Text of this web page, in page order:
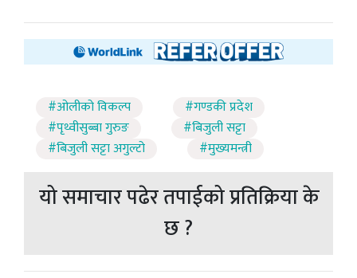
#ओलीको विकल्प
#गण्डकी प्रदेश
#पृथ्वीसुब्बा गुरुङ
#बिजुली सट्टा
#बिजुली सट्टा अगुल्टो
#मुख्यमन्त्री
यो समाचार पढेर तपाईको प्रतिक्रिया के
छ ?